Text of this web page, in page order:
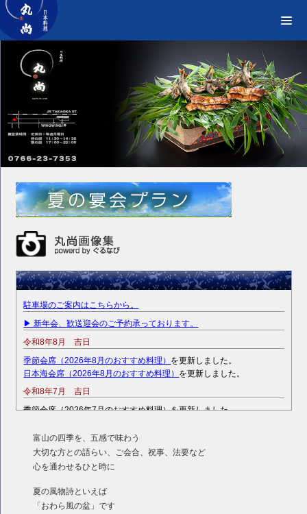
駐車場のご案内はこちらから。
▶︎ 新年会、歓送迎会のご予約承っております。
令和8年8月 吉日
季節会席（2026年8月のおすすめ料理） を更新しました。
日本海会席（2026年8月のおすすめ料理） を更新しました。
令和8年7月 吉日
季節会席（2026年7月のおすすめ料理）を更新しました。
令和8年6月 吉日
季節会席（2026年6月のおすすめ料理）を更新しました。
日本海会席（2026年6月のおすすめ料理）を更新しました。
令和8年5月 吉日
季節会席（2026年5月のおすすめ料理）を更新しました。
富山の四季を、五感で味わう
大切な方との語らい、ご会合、祝事、法要など
心を通わせるひと時に
夏の風物詩といえば
「おわら風の盆」です